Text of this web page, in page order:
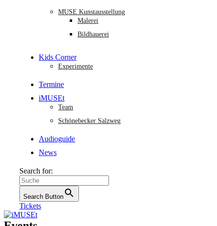
MUSE Kunstausstellung
Malerei
Bildhauerei
Kids Corner
Experimente
Termine
iMUSEt
Team
Schönebecker Salzweg
Audioguide
News
Search for:
Search Button
Tickets